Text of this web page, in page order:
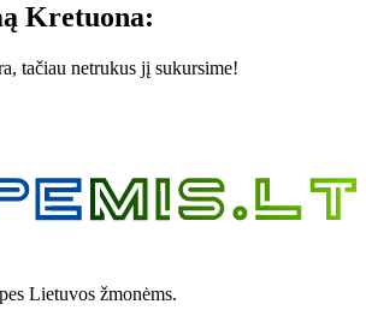
Kretuona:
tačiau netrukus jį sukursime!
Lietuvos žmonėms.